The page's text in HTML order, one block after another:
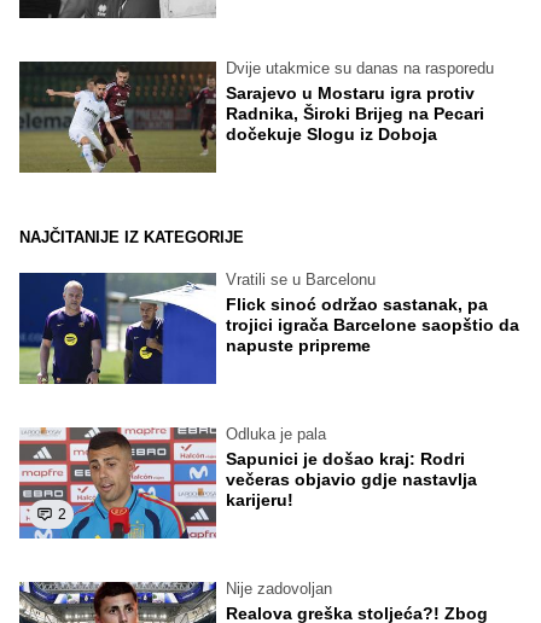
Dvije utakmice su danas na rasporedu
Sarajevo u Mostaru igra protiv
Radnika, Široki Brijeg na Pecari
dočekuje Slogu iz Doboja
NAJČITANIJE IZ KATEGORIJE
Vratili se u Barcelonu
Flick sinoć održao sastanak, pa
trojici igrača Barcelone saopštio da
napuste pripreme
2
Odluka je pala
Sapunici je došao kraj: Rodri
večeras objavio gdje nastavlja
karijeru!
Nije zadovoljan
Realova greška stoljeća?! Zbog